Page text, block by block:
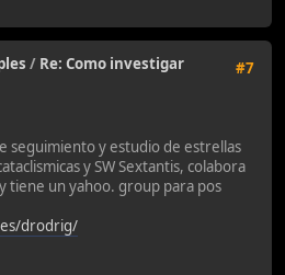
#7
/ Re: Como investigar
seguimiento y estudio de estrellas
y SW Sextantis, colabora
tiene un yahoo. group para pos
drodrig/